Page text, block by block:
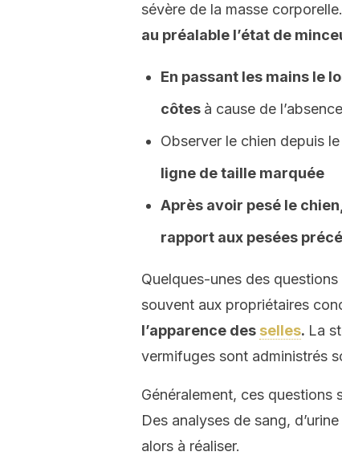
sévère de la masse
au préalable l’état de
En passant les mains le
côtes à cause de
Observer le chien depuis
ligne de taille marquée
Après avoir pesé le
rapport aux pesées
Quelques-unes des
souvent aux propriétaires
l’apparence des selles. La
vermifuges sont administrés
Généralement, ces questions
Des analyses de sang,
alors à réaliser.